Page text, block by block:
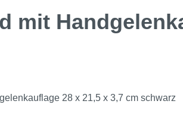
mit